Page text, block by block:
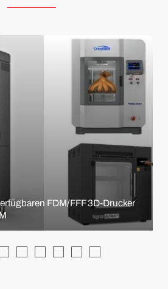
FDM/FFF 3D-Drucker